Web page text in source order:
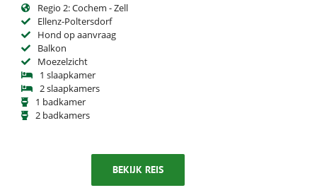
Regio 2: Cochem - Zell
Ellenz-Poltersdorf
Hond op aanvraag
Balkon
Moezelzicht
1 slaapkamer
2 slaapkamers
1 badkamer
2 badkamers
BEKIJK REIS